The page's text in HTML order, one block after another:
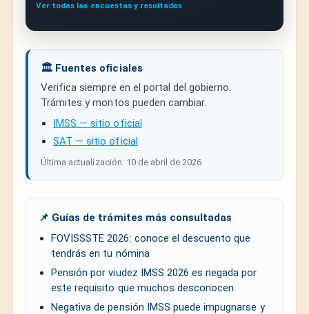
Ver todas las encuestas y resultados
🏛️ Fuentes oficiales
Verifica siempre en el portal del gobierno.
Trámites y montos pueden cambiar.
IMSS — sitio oficial
SAT — sitio oficial
Última actualización: 10 de abril de 2026
📌 Guías de trámites más consultadas
FOVISSSTE 2026: conoce el descuento que
tendrás en tu nómina
Pensión por viudez IMSS 2026 es negada por
este requisito que muchos desconocen
Negativa de pensión IMSS puede impugnarse y